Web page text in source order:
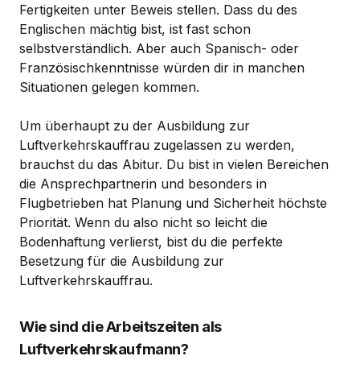
Fertigkeiten unter Beweis stellen. Dass du des
Englischen mächtig bist, ist fast schon
selbstverständlich. Aber auch Spanisch- oder
Französischkenntnisse würden dir in manchen
Situationen gelegen kommen.
Um überhaupt zu der Ausbildung zur
Luftverkehrskauffrau zugelassen zu werden,
brauchst du das Abitur. Du bist in vielen Bereichen
die Ansprechpartnerin und besonders in
Flugbetrieben hat Planung und Sicherheit höchste
Priorität. Wenn du also nicht so leicht die
Bodenhaftung verlierst, bist du die perfekte
Besetzung für die Ausbildung zur
Luftverkehrskauffrau.
Wie sind die Arbeitszeiten als
Luftverkehrskaufmann?